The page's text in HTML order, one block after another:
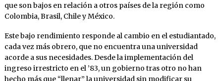
que son bajos en relación a otros países de la región como
Colombia, Brasil, Chile y México.
Este bajo rendimiento responde al cambio en el estudiantado,
cada vez más obrero, que no encuentra una universidad
acorde a sus necesidades. Desde la implementación del
ingreso irrestricto en el ’83, un gobierno tras otro no han
hecho más que “llenar” la universidad sin modificar su